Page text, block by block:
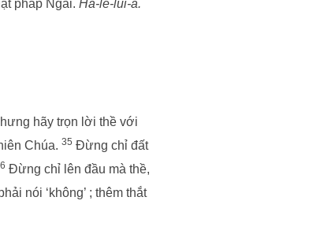
pháp Ngài. Ha-lê-lui-a.
hãy trọn lời thề với
Chúa. 35 Đừng chỉ đất
Đừng chỉ lên đầu mà thề,
nói ‘không’ ; thêm thắt